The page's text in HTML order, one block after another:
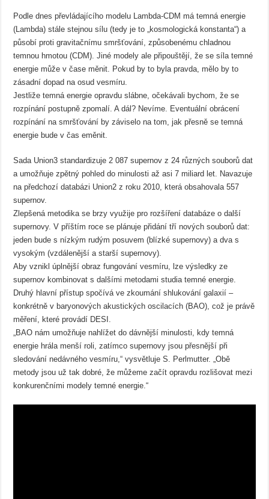
Podle dnes převládajícího modelu Lambda-CDM má temná energie
(Lambda) stále stejnou sílu (tedy je to „kosmologická konstanta“) a
působí proti gravitačnímu smršťování, způsobenému chladnou
temnou hmotou (CDM). Jiné modely ale připouštějí, že se síla temné
energie může v čase měnit. Pokud by to byla pravda, mělo by to
zásadní dopad na osud vesmíru.
Jestliže temná energie opravdu slábne, očekávali bychom, že se
rozpínání postupně zpomalí. A dál? Nevíme. Eventuální obrácení
rozpínání na smršťování by záviselo na tom, jak přesně se temná
energie bude v čas eměnit.
Sada Union3 standardizuje 2 087 supernov z 24 různých souborů dat
a umožňuje zpětný pohled do minulosti až asi 7 miliard let. Navazuje
na předchozí databázi Union2 z roku 2010, která obsahovala 557
supernov.
Zlepšená metodika se brzy využije pro rozšíření databáze o další
supernovy. V příštím roce se plánuje přidání tří nových souborů dat:
jeden bude s nízkým rudým posuvem (blízké supernovy) a dva s
vysokým (vzdálenější a starší supernovy).
Aby vznikl úplnější obraz fungování vesmíru, lze výsledky ze
supernov kombinovat s dalšími metodami studia temné energie.
Druhý hlavní přístup spočívá ve zkoumání shlukování galaxií –
konkrétně v baryonových akustických oscilacích (BAO), což je právě
měření, které provádí DESI.
„BAO nám umožňuje nahlížet do dávnější minulosti, kdy temná
energie hrála menší roli, zatímco supernovy jsou přesnější při
sledování nedávného vesmíru,“ vysvětluje S. Perlmutter. „Obě
metody jsou už tak dobré, že můžeme začít opravdu rozlišovat mezi
konkurenčními modely temné energie.“